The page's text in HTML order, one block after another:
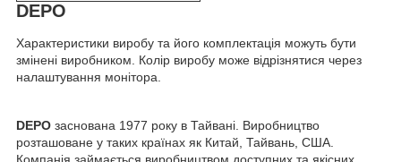
DEPO
Характеристики виробу та його комплектація можуть бути
змінені виробником. Колір виробу може відрізнятися через
налаштування монітора.
DEPO заснована 1977 року в Тайвані. Виробництво
розташоване у таких країнах як Китай, Тайвань, США.